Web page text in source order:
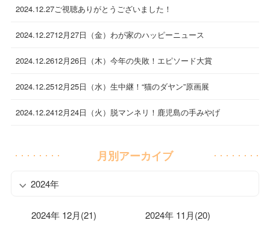
2024.12.27ご視聴ありがとうございました！
2024.12.2712月27日（金）わが家のハッピーニュース
2024.12.2612月26日（木）今年の失敗！エピソード大賞
2024.12.2512月25日（水）生中継！“猫のダヤン”原画展
2024.12.2412月24日（火）脱マンネリ！鹿児島の手みやげ
月別アーカイブ
2024年
2024年 12月(21) 2024年 11月(20)